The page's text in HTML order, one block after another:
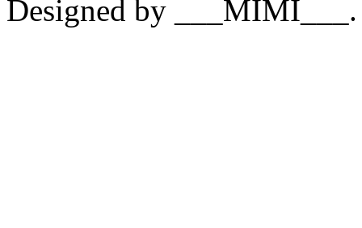
Designed by ___MIMI___.